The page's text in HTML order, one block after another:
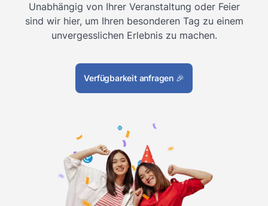
Unabhängig von Ihrer Veranstaltung oder Feier
sind wir hier, um Ihren besonderen Tag zu einem
unvergesslichen Erlebnis zu machen.
Verfügbarkeit anfragen 🎉